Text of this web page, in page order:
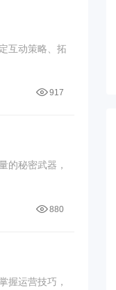
互动策略、拓
917
的秘密武器，
880
握运营技巧，